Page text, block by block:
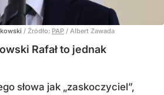
/ Źródło: PAP / Albert Zawada
Rafał to jednak
słowa jak „zaskoczyciel”,